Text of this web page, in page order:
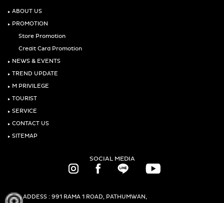
‣ ABOUT US
‣ PROMOTION
Store Promotion
Credit Card Promotion
‣ NEWS & EVENTS
‣ TREND UPDATE
‣ M PRIVILEGE
‣ TOURIST
‣ SERVICE
‣ CONTACT US
‣ SITEMAP
SOCIAL MEDIA
ADDESS : 991 RAMA 1 ROAD, PATHUMWAN,